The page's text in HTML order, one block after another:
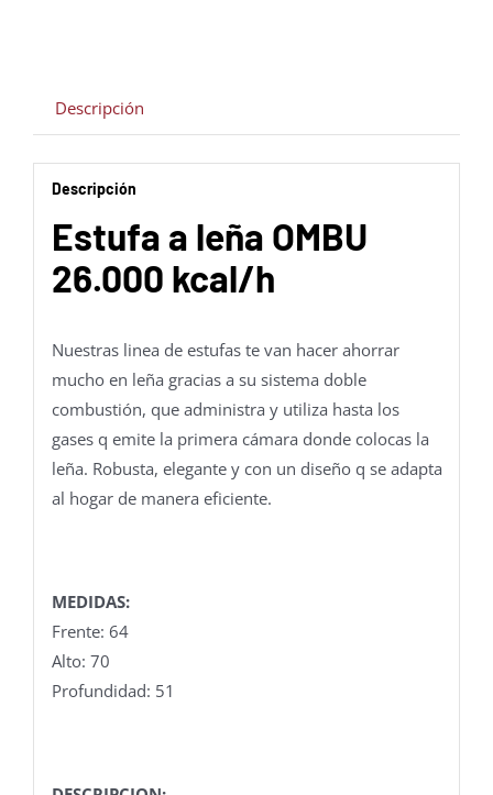
Descripción
Descripción
Estufa a leña OMBU
26.000 kcal/h
Nuestras linea de estufas te van hacer ahorrar
mucho en leña gracias a su sistema doble
combustión, que administra y utiliza hasta los
gases q emite la primera cámara donde colocas la
leña. Robusta, elegante y con un diseño q se adapta
al hogar de manera eficiente.
MEDIDAS:
Frente: 64
Alto: 70
Profundidad: 51